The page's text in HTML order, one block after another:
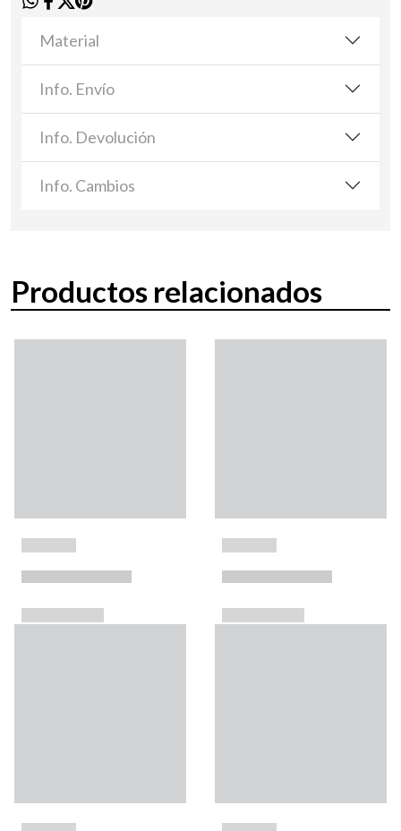
Material
Info. Envío
Info. Devolución
Info. Cambios
Productos relacionados